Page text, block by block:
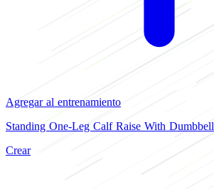
Agregar al entrenamiento
Standing One-Leg Calf Raise With Dumbbell
Crear